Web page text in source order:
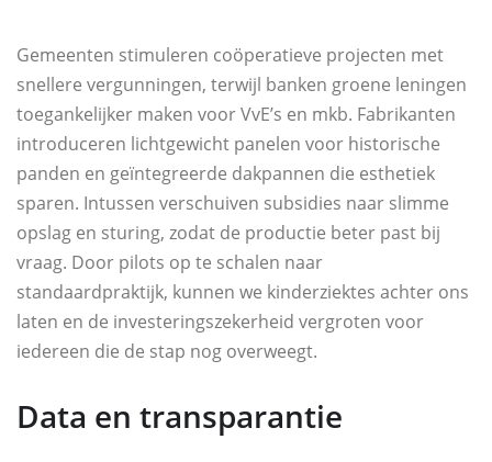
Gemeenten stimuleren coöperatieve projecten met
snellere vergunningen, terwijl banken groene leningen
toegankelijker maken voor VvE’s en mkb. Fabrikanten
introduceren lichtgewicht panelen voor historische
panden en geïntegreerde dakpannen die esthetiek
sparen. Intussen verschuiven subsidies naar slimme
opslag en sturing, zodat de productie beter past bij
vraag. Door pilots op te schalen naar
standaardpraktijk, kunnen we kinderziektes achter ons
laten en de investeringszekerheid vergroten voor
iedereen die de stap nog overweegt.
Data en transparantie